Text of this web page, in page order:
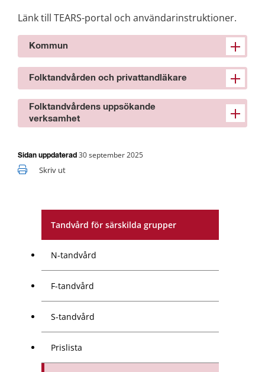
Tandvård för särskilda grupper
N-tandvård
F-tandvård
S-tandvård
Prislista
Länk till TEARS-portal och användarinstruktioner.
Kommun
Folktandvården och privattandläkare
Folktandvårdens uppsökande
verksamhet
Sidan uppdaterad 30 september 2025
Skriv ut